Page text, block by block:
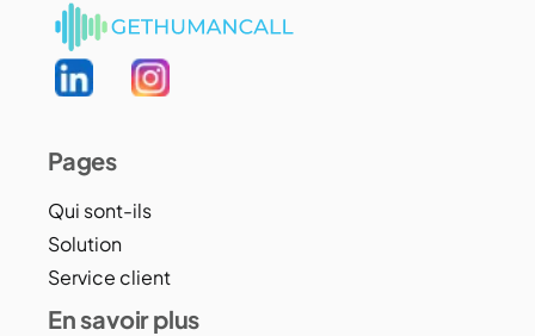
Pages
Qui sont-ils
Solution
Service client
En savoir plus